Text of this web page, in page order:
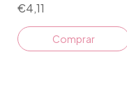
€4,11
Comprar